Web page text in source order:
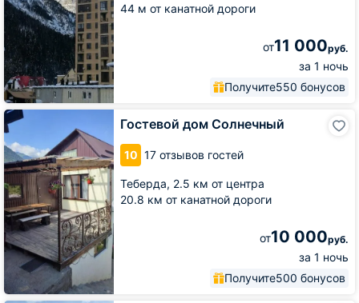
44 м от канатной дороги
от11 000руб.
за 1 ночь
Получите550 бонусов
Гостевой дом Солнечный
10 17 отзывов гостей
Теберда, 2.5 км от центра
20.8 км от канатной дороги
от10 000руб.
за 1 ночь
Получите500 бонусов
Гостевой
дом
Солнечный